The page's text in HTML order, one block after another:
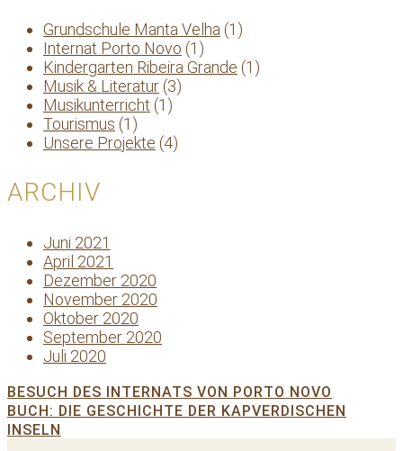
Grundschule Manta Velha (1)
Internat Porto Novo (1)
Kindergarten Ribeira Grande (1)
Musik & Literatur (3)
Musikunterricht (1)
Tourismus (1)
Unsere Projekte (4)
ARCHIV
Juni 2021
April 2021
Dezember 2020
November 2020
Oktober 2020
September 2020
Juli 2020
BESUCH DES INTERNATS VON PORTO NOVO
BUCH: DIE GESCHICHTE DER KAPVERDISCHEN
INSELN